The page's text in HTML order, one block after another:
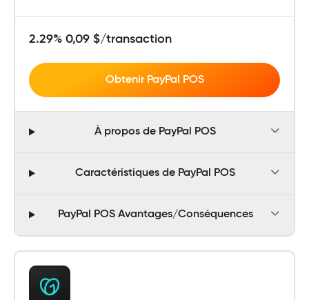
2.29% 0,09 $/transaction
Obtenir PayPal POS
À propos de PayPal POS
Caractéristiques de PayPal POS
PayPal POS Avantages/Conséquences